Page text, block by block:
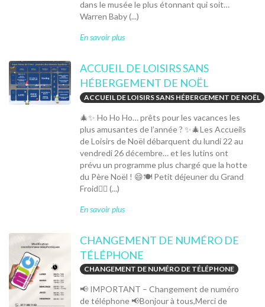
dans le musée le plus étonnant qui soit…
Warren Baby (...)
En savoir plus
ACCUEIL DE LOISIRS SANS
HÉBERGEMENT DE NOËL
ACCUEIL DE LOISIRS SANS HÉBERGEMENT DE NOËL
🎄✨ Ho Ho Ho… prêts pour les vacances les
plus amusantes de l’année ? ✨🎄Les Accueils
de Loisirs de Noël débarquent du lundi 22 au
vendredi 26 décembre… et les lutins ont
prévu un programme plus chargé que la hotte
du Père Noël ! 😄🍽️ Petit déjeuner du Grand
Froid🧝‍♂️ (...)
En savoir plus
CHANGEMENT DE NUMÉRO DE
TÉLÉPHONE
CHANGEMENT DE NUMÉRO DE TÉLÉPHONE
📢 IMPORTANT – Changement de numéro
de téléphone 📢Bonjour à tous,Merci de